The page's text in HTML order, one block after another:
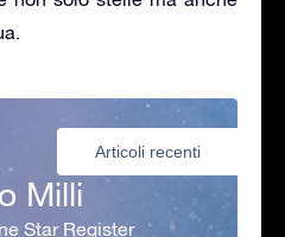
Articoli recenti
Milli
Star Register